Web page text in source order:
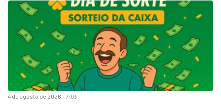
4 de agosto de 2026 - 7:03